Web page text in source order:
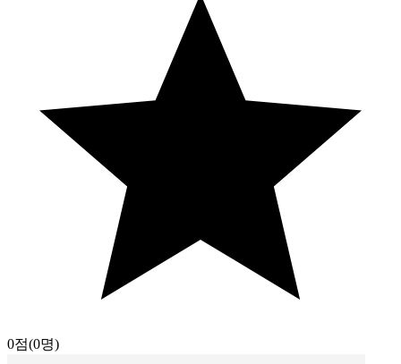
0점(0명)